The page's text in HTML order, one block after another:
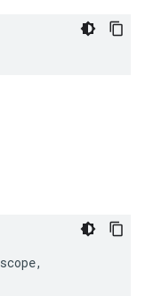
scope,